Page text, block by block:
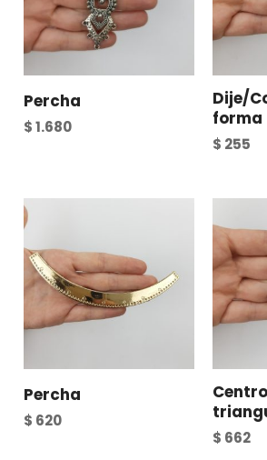
Percha
$1.680
Dije/
forma
$ 255
Percha
$ 620
$ 662